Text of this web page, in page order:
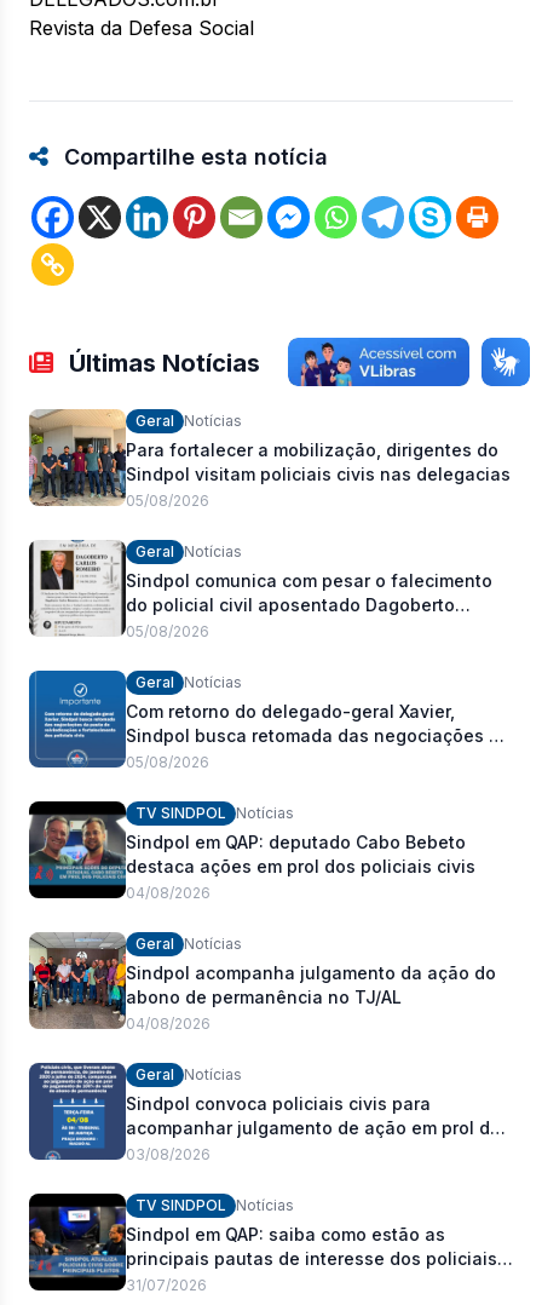
Revista da Defesa Social
Compartilhe esta notícia
Últimas Notícias
Geral Notícias
Para fortalecer a mobilização, dirigentes do
Sindpol visitam policiais civis nas delegacias
05/08/2026
Geral Notícias
Sindpol comunica com pesar o falecimento
do policial civil aposentado Dagoberto
Carlos Romeiro
05/08/2026
Geral Notícias
Com retorno do delegado-geral Xavier,
Sindpol busca retomada das negociações da
pauta de reivindicações e fortalecimento dos
05/08/2026
TV SINDPOL Notícias
Sindpol em QAP: deputado Cabo Bebeto
destaca ações em prol dos policiais civis
04/08/2026
Geral Notícias
Sindpol acompanha julgamento da ação do
abono de permanência no TJ/AL
04/08/2026
Geral Notícias
Sindpol convoca policiais civis para
acompanhar julgamento de ação em prol do
pagamento de 100% do abono de
03/08/2026
TV SINDPOL Notícias
Sindpol em QAP: saiba como estão as
principais pautas de interesse dos policiais
civis
31/07/2026